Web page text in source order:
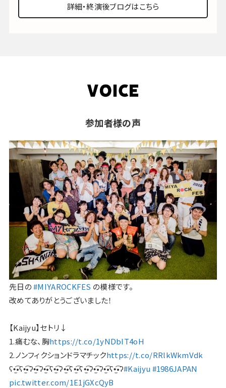
詳細・終演後ブログはこちら
参加者様の声
先日の#MIYAROCKFES の模様です。
改めてありがとうございました！
【Kaijyu】セトリ↓
1.痛むな、胸https://t.co/1yNDbIT4oH
2.ノンフィクションドラマチックhttps://t.co/RRlkWkmVdk
ʕ•̫͡•ʕ•̫͡•ʔ•̫͡•ʔ•̫͡•ʕ•̫͡•ʔ•̫͡•ʕ•̫͡•ʕ•̫͡•ʔ•̫͡•ʔ•̫͡•ʕ•̫͡•ʔ#Kaijyu #1986JAPAN
pic.twitter.com/1E1jGXcQyB